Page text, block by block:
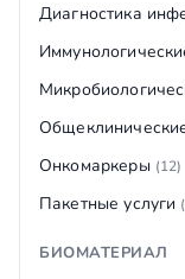
Диагностика
Онкомаркеры (12)
Пакетные услуги
БИОМАТЕРИАЛ